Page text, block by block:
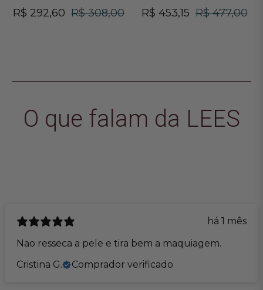
Preço
R$ 292,60 R$ 308,00PreçoPreço
R$ 453,15 R$ 477,00
O que falam da LEES
há 1 mês
Nao resseca a pele e tira bem a maquiagem.
Cristina G.
Comprador verificado